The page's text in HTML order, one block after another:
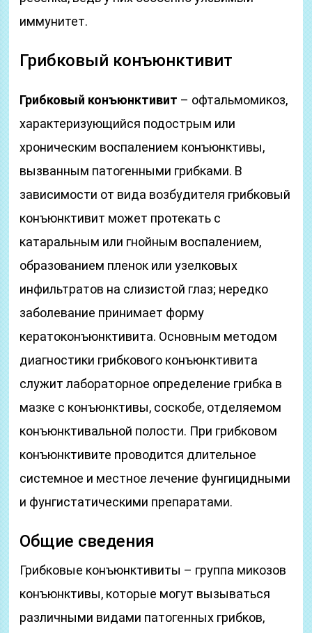
иммунитет.
Грибковый конъюнктивит
Грибковый конъюнктивит – офтальмомикоз,
характеризующийся подострым или
хроническим воспалением конъюнктивы,
вызванным патогенными грибками. В
зависимости от вида возбудителя грибковый
конъюнктивит может протекать с
катаральным или гнойным воспалением,
образованием пленок или узелковых
инфильтратов на слизистой глаз; нередко
заболевание принимает форму
кератоконъюнктивита. Основным методом
диагностики грибкового конъюнктивита
служит лабораторное определение грибка в
мазке с конъюнктивы, соскобе, отделяемом
конъюнктивальной полости. При грибковом
конъюнктивите проводится длительное
системное и местное лечение фунгицидными
и фунгистатическими препаратами.
Общие сведения
Грибковые конъюнктивиты – группа микозов
конъюнктивы, которые могут вызываться
различными видами патогенных грибков,